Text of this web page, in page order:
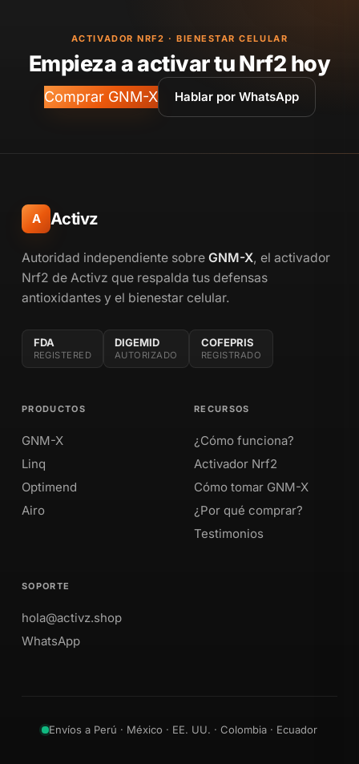
ACTIVADOR NRF2 · BIENESTAR CELULAR
Empieza a activar tu Nrf2 hoy
Comprar GNM-X Hablar por WhatsApp
A Activz
Autoridad independiente sobre GNM-X, el activador
Nrf2 de Activz que respalda tus defensas
antioxidantes y el bienestar celular.
FDA
REGISTERED
DIGEMID
AUTORIZADO
COFEPRIS
REGISTRADO
PRODUCTOS
GNM-X
Linq
Optimend
Airo
RECURSOS
¿Cómo funciona?
Activador Nrf2
Cómo tomar GNM-X
¿Por qué comprar?
Testimonios
SOPORTE
hola@activz.shop
WhatsApp
Envíos a Perú · México · EE. UU. · Colombia · Ecuador